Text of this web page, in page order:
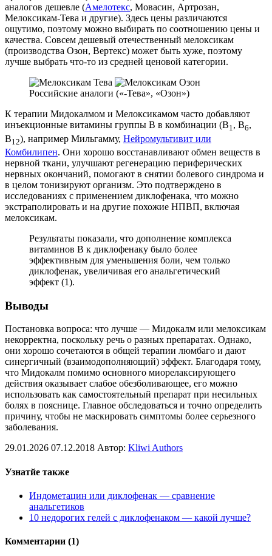
аналогов дешевле (Амелотекс, Мовасин, Артрозан,
Мелоксикам-Тева и другие). Здесь цены различаются
ощутимо, поэтому можно выбирать по соотношению цены и
качества. Совсем дешевый отечественный мелоксикам
(производства Озон, Вертекс) может быть хуже, поэтому
лучше выбрать что-то из средней ценовой категории.
Российские аналоги («-Тева», «Озон»)
К терапии Мидокалмом и Мелоксикамом часто добавляют
инъекционные витамины группы B в комбинации (B1, B6,
B12), например Мильгамму, Нейромультивит или
Комбилипен. Они хорошо восстанавливают обмен веществ в
нервной ткани, улучшают регенерацию периферических
нервных окончаний, помогают в снятии болевого синдрома и
в целом тонизируют организм. Это подтверждено в
исследованиях с применением диклофенака, что можно
экстраполировать и на другие похожие НПВП, включая
мелоксикам.
Результаты показали, что дополнение комплекса
витаминов B к диклофенаку было более
эффективным для уменьшения боли, чем только
диклофенак, увеличивая его анальгетический
эффект (1).
Выводы
Постановка вопроса: что лучше — Мидокалм или мелоксикам
некорректна, поскольку речь о разных препаратах. Однако,
они хорошо сочетаются в общей терапии люмбаго и дают
синергичный (взаимодополняющий) эффект. Благодаря тому,
что Мидокалм помимо основного миорелаксирующего
действия оказывает слабое обезболивающее, его можно
использовать как самостоятельный препарат при несильных
болях в пояснице. Главное обследоваться и точно определить
причину, чтобы не маскировать симптомы более серьезного
заболевания.
29.01.2026 07.12.2018 Автор: Kliwi Authors
Узнатйе также
Индометацин или диклофенак — сравнение
анальгетиков
10 недорогих гелей с диклофенаком — какой лучше?
Комментарии (1)